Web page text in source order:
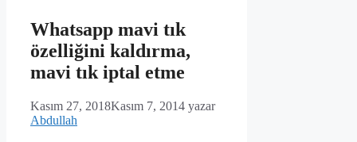
Whatsapp mavi tık
özelliğini kaldırma,
mavi tık iptal etme
Kasım 27, 2018Kasım 7, 2014 yazar
Abdullah